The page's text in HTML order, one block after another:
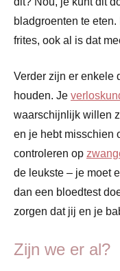
bladgroenten te
frites, ook al is dat
Verder zijn er enkele
houden. Je
waarschijnlijk willen
en je hebt misschien
controleren op
de leukste – je moet
dan een bloedtest
zorgen dat jij en je
Zijn we er al?